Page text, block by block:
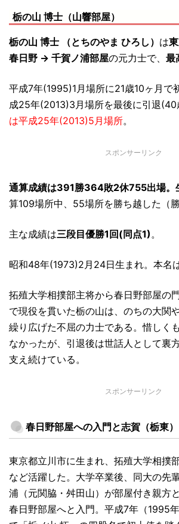
栃の山 博士（山響部屋）
栃の山 博士 （とちのやま ひろし） は
春日野 → 千賀ノ浦部屋の元力士で、 最
平成7年(1995)1月場所に21歳10ヶ月で
成25年(2013)3月場所を最後に引退(40
は平成25年(2013)5月場所。
スポンサーリンク
通算成績は391勝364敗2休755出場。
算109場所中、55場所を勝ち越した（
主な成績は三段目優勝1回(同点1)。
昭和48年(1973)2月24日生まれ。本名
拓殖大学相撲部主将から春日野部屋の
で現役を貫いた栃の山は、のちの大関
繰り広げた不屈の力士である。惜しく
なかったが、引退後は世話人として裏
支え続けている。
スポンサーリンク
春日野部屋への入門と志賀（栃東
東京都立川市に生まれ、拓殖大学相撲
など活躍した。大学卒業後、同大の先
浦（元関脇・舛田山）が部屋付き親方
春日野部屋へと入門。平成7年（1995